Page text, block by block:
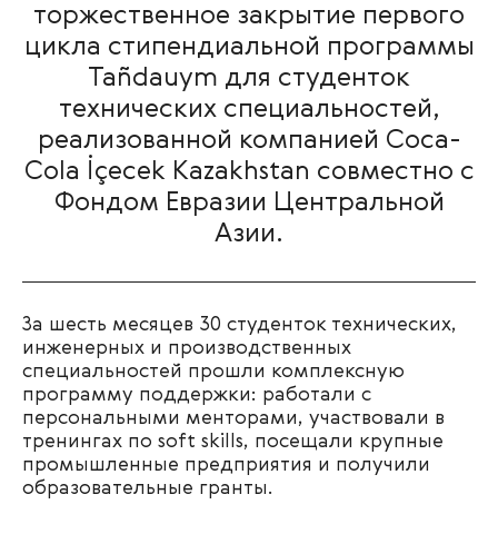
торжественное закрытие первого
цикла стипендиальной программы
Tañdauym для студенток
технических специальностей,
реализованной компанией Coca-
Cola İçecek Kazakhstan совместно с
Фондом Евразии Центральной
Азии.
За шесть месяцев 30 студенток технических,
инженерных и производственных
специальностей прошли комплексную
программу поддержки: работали с
персональными менторами, участвовали в
тренингах по soft skills, посещали крупные
промышленные предприятия и получили
образовательные гранты.